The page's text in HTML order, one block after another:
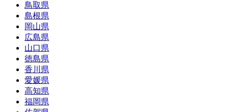
鳥取県
島根県
岡山県
広島県
山口県
徳島県
香川県
愛媛県
高知県
福岡県